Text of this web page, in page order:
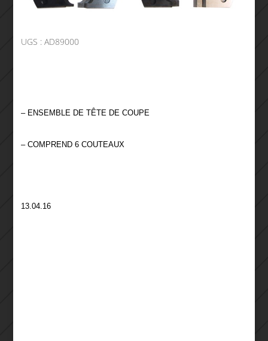
UGS : AD89000
– ENSEMBLE DE TÊTE DE COUPE
– COMPREND 6 COUTEAUX
13.04.16